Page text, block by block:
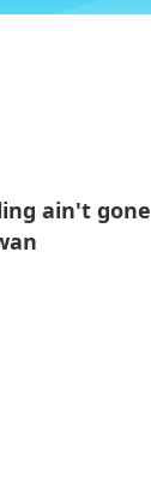
ain't gone